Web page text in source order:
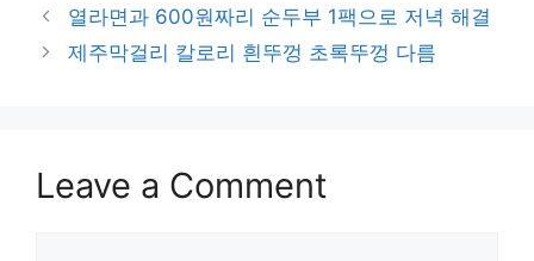
열라면과 600원짜리 순두부 1팩으로 저녁 해결
제주막걸리 칼로리 흰뚜껑 초록뚜껑 다름
Leave a Comment